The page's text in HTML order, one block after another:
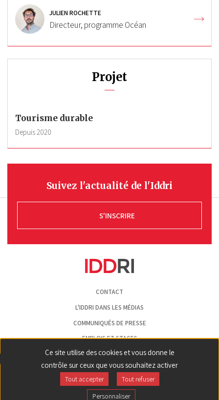
JULIEN ROCHETTE
Directeur, programme Océan
Projet
Tourisme durable
Depuis2020
Suivez l'actualité de l'Iddri
S'INSCRIRE
CONTACT
L'IDDRI DANS LES MÉDIAS
COMMUNIQUÉS DE PRESSE
EMPLOIS ET STAGES
MENTIONS LÉGALES
GESTION DES COOKIES
ln|LinkedIn
bs|Bluesky
yt|Youtube
Ce site utilise des cookies et vous donne le
contrôle sur ceux que vous souhaitez activer
Tout accepter
Tout refuser
Personnaliser